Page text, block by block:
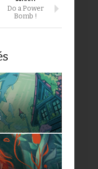
Do a Power
Bomb !